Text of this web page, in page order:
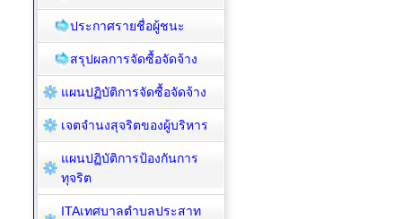
ประกาศรายชื่อผู้ชนะ
สรุปผลการจัดซื้อจัดจ้าง
แผนปฏิบัติการจัดซื้อจัดจ้าง
เจตจำนงสุจริตของผู้บริหาร
แผนปฏิบัติการป้องกันการ
ทุจริต
ITAเทศบาลตำบลประสาท